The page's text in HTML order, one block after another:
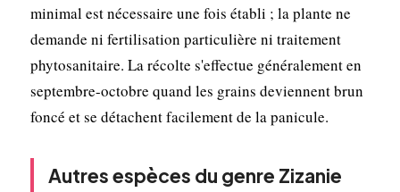
minimal est nécessaire une fois établi ; la plante ne
demande ni fertilisation particulière ni traitement
phytosanitaire. La récolte s'effectue généralement en
septembre-octobre quand les grains deviennent brun
foncé et se détachent facilement de la panicule.
Autres espèces du genre Zizanie